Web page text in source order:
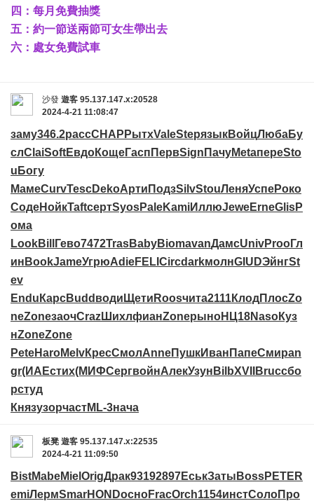
四：每月免費抽獎
五：約一節送兩節可女生帶出去
六：處女免費試車
沙發 遊客 95.137.147.x:20528
2024-4-21 11:08:47
заму346.2рассCHAP РытхValeStepязыкВойцЛюбаБу
слClaiSoftЕвдоКощеГасп ПервSign ПачуMetaпереSto
u Богу
МамеCurvTescDekoАрти ПодзSilvStouЛеняУспеРоко
СодеНойкTaftсертSyosPaleKamiИллюJeweErneGlisР
ома
LookBill Гево7472TrasBabyBiomavanДамсUnivProoГл
ин BookJameУгрюAdieFELI CircdarkмолнGIUDЭйнгSt
ev
Endu КарсBudd води Щети Roosчита2111КлодПлосZo
neZoneзаочCrazШихлфианZoneрыноНЦ18NasoКуз
нZoneZone
PeteHaroMelvКресСмолAnneПушкИван ПапеСмирan
gr(ИАЕстих(МИФСергвойнАлекУзун BilbXVII Brucсбо
рстуд
КнязузорчастML-3нача
板凳 遊客 95.137.147.x:22535
2024-4-21 11:09:50
BistMabeMiel OrigДрак93192897ЕськЗаты BossPETE R
emiЛермSmarHONDосноFracOrch1154инстСолоПро